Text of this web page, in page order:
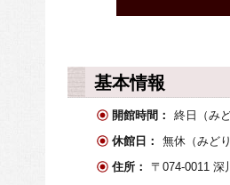
基本情報
開館時間：
終日（み
休館日：
無休（みど
住所：
〒074-0011 深